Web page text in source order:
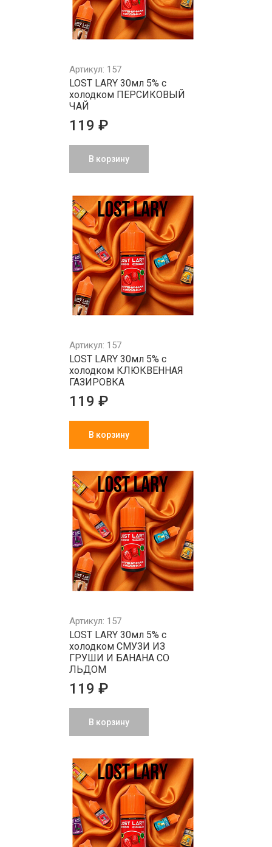
Артикул: 157
LOST LARY 30мл 5% с
холодком ПЕРСИКОВЫЙ
ЧАЙ
119 ₽
В корзину
Артикул: 157
LOST LARY 30мл 5% с
холодком КЛЮКВЕННАЯ
ГАЗИРОВКА
119 ₽
В корзину
Артикул: 157
LOST LARY 30мл 5% с
холодком СМУЗИ ИЗ
ГРУШИ И БАНАНА СО
ЛЬДОМ
119 ₽
В корзину